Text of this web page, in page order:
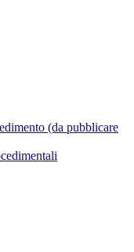
(da pubblicare